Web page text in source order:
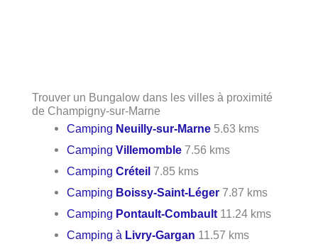
Trouver un Bungalow dans les villes à proximité
de Champigny-sur-Marne
Camping Neuilly-sur-Marne 5.63 kms
CampingVillemomble 7.56 kms
CampingCréteil 7.85 kms
Camping Boissy-Saint-Léger 7.87 kms
Camping Pontault-Combault 11.24 kms
Camping à Livry-Gargan 11.57 kms